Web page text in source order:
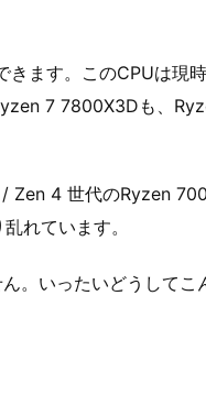
きます。このCPUは現
7 7800X3Dも、
Zen 4 世代のRyzen
れています。
。いったいどうして